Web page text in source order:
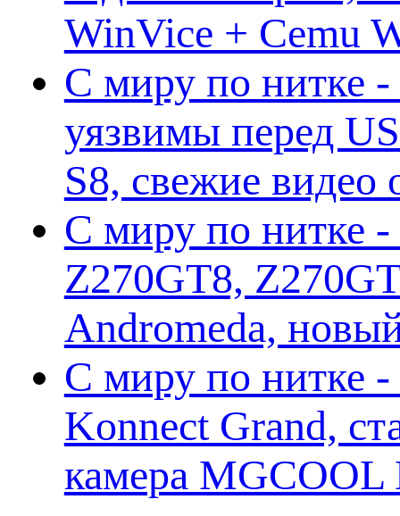
WinVice + Cemu
С миру по нитке
уязвимы перед
S8, свежие
С миру по нитке -
Z270GT8,
Andromeda,
С миру по нитке -
Konnect Grand,
камера MGCOOL